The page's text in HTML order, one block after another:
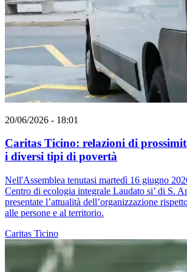
20/06/2026 - 18:01
Caritas Ticino: relazioni di
i diversi tipi di povertà
Nell'Assemblea tenutasi martedì 16 giugno
Centro di ecologia integrale Laudato si’ di S.
presentate l’attualità dell’organizzazione
alle persone e al territorio.
Caritas Ticino